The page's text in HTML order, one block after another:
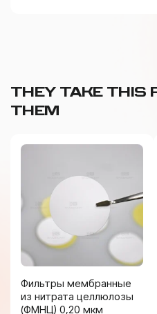
THEY TAKE THIS
THEM
Фильтры мембранные
из нитрата целлюлозы
(ФМНЦ) 0,20 мкм